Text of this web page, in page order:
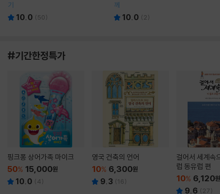
기
10.0 (50)
께
10.0 ( 2)
#기간한정특가
핑크퐁 상어가족 마이크
50% 15,000원
10.0 (4)
영국 건축의 언어
10% 6,300원
9.3 (16)
걸어서 세계속
럽 동유럽 편
10% 6,120원
9.6 ( 27)